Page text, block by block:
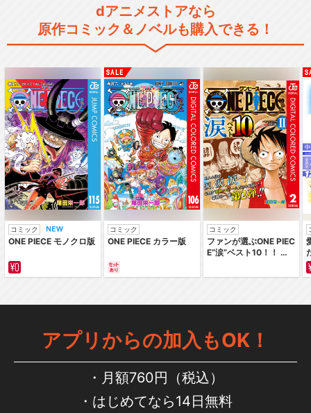
dアニメストアなら
原作コミック＆ノベルも購入できる！
コミック
ONE PIECE モノクロ版
コミック
ONE PIECE カラー版
コミック
ファンが選ぶONE PIEC
E“涙”ベスト10！！ ～
編～ カラー版
アプリからの加入もOK！
月額760円（税込）
はじめてなら14日無料